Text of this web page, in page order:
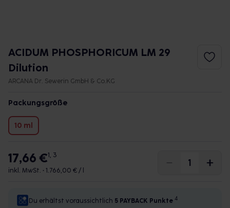
ACIDUM PHOSPHORICUM LM 29
Dilution
ARCANA Dr. Sewerin GmbH & Co.KG
Packungsgröße
10 ml
17,66 €1, 3
inkl. MwSt. • 1.766,00 € / l
Du erhältst voraussichtlich 5 PAYBACK Punkte 4